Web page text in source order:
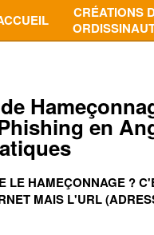
CRÉATIONS
en
LE HAMEÇONNAGE ?
MAIS L'URL